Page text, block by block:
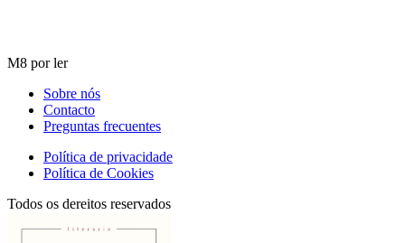
M8 por ler
Sobre nós
Contacto
Preguntas frecuentes
Política de privacidade
Política de Cookies
Todos os dereitos reservados